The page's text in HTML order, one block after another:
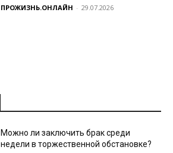
ПРОЖИЗНЬ.ОНЛАЙН - 29.07.2026
Можно ли заключить брак среди
недели в торжественной обстановке?